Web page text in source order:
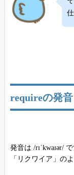
requireの発
発音は /rɪˈkwaɪər/ で
「リクワイア」の